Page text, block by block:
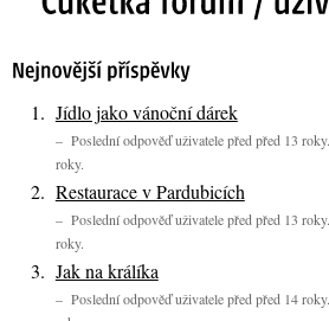
Jídlo jako vánoční dárek
– Poslední odpověď uživatele před před 13
roky.
Restaurace v Pardubicích
– Poslední odpověď uživatele před před 13
roky.
Jak na králíka
– Poslední odpověď uživatele před před 14